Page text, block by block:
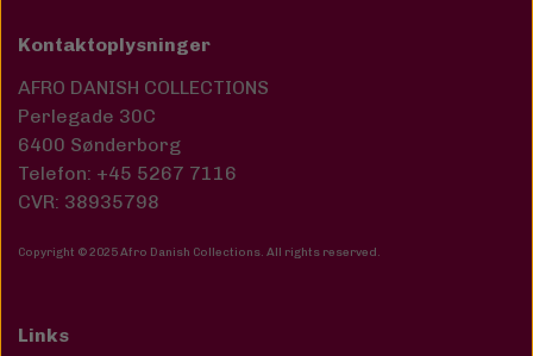
Kontaktoplysninger
AFRO DANISH COLLECTIONS
Perlegade 30C
6400 Sønderborg
Telefon: +45 5267 7116
CVR: 38935798
Copyright © 2025 Afro Danish Collections. All rights reserved.
Links